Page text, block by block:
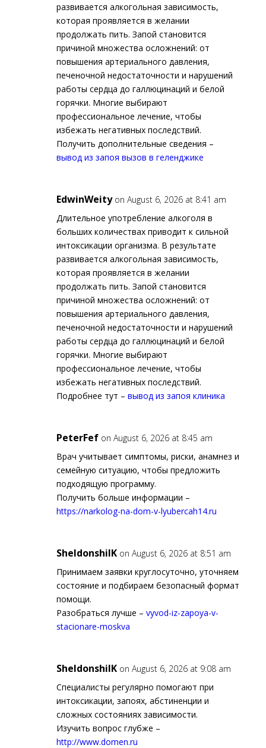
развивается алкогольная зависимость,
которая проявляется в желании
продолжать пить. Запой становится
причиной множества осложнений: от
повышения артериального давления,
печеночной недостаточности и нарушений
работы сердца до галлюцинаций и белой
горячки. Многие выбирают
профессиональное лечение, чтобы
избежать негативных последствий.
Получить дополнительные сведения –
вывод из запоя вызов в геленджике
EdwinWeity on August 6, 2026 at 8:41 am
Длительное употребление алкоголя в
больших количествах приводит к сильной
интоксикации организма. В результате
развивается алкогольная зависимость,
которая проявляется в желании
продолжать пить. Запой становится
причиной множества осложнений: от
повышения артериального давления,
печеночной недостаточности и нарушений
работы сердца до галлюцинаций и белой
горячки. Многие выбирают
профессиональное лечение, чтобы
избежать негативных последствий.
Подробнее тут – вывод из запоя клиника
PeterFef on August 6, 2026 at 8:45 am
Врач учитывает симптомы, риски, анамнез и
семейную ситуацию, чтобы предложить
подходящую программу.
Получить больше информации –
https://narkolog-na-dom-v-lyubercah14.ru
SheldonshilK on August 6, 2026 at 8:51 am
Принимаем заявки круглосуточно, уточняем
состояние и подбираем безопасный формат
помощи.
Разобраться лучше – vyvod-iz-zapoya-v-
stacionare-moskva
SheldonshilK on August 6, 2026 at 9:08 am
Специалисты регулярно помогают при
интоксикации, запоях, абстиненции и
сложных состояниях зависимости.
Изучить вопрос глубже –
http://www.domen.ru